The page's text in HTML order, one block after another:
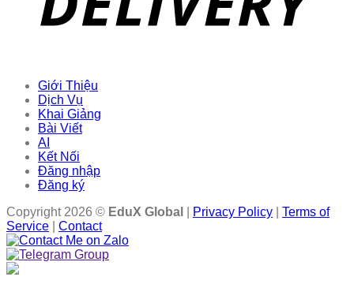
Giới Thiệu
Dịch Vụ
Khai Giảng
Bài Viết
AI
Kết Nối
Đăng nhập
Đăng ký
Copyright 2026 © EduX Global Privacy Policy
Terms of
Service
Contact